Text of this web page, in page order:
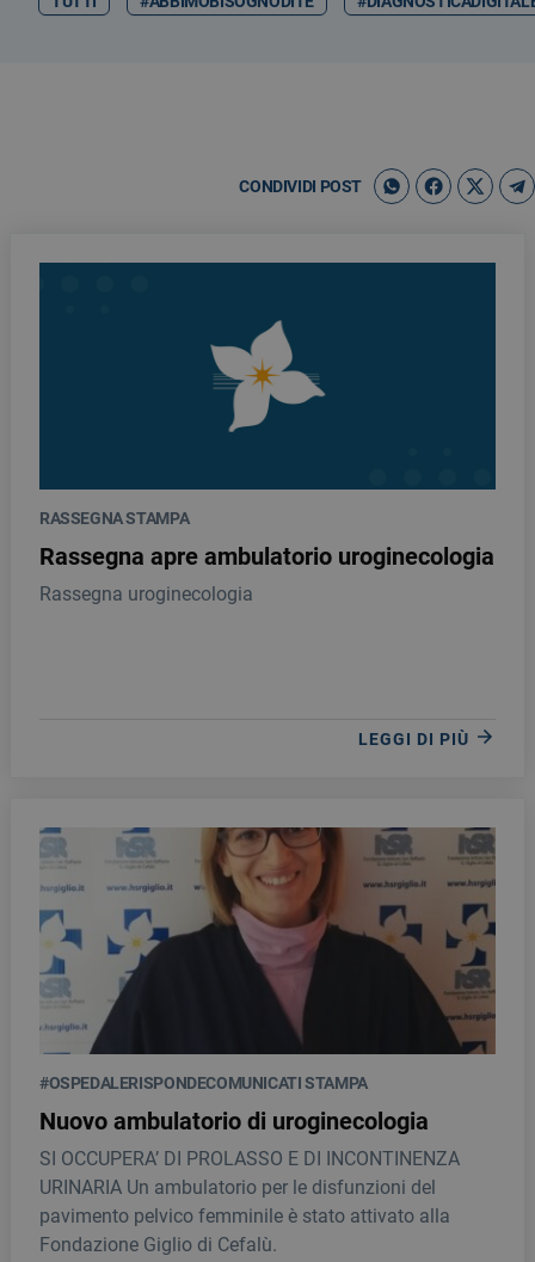
CONDIVIDI POST
RASSEGNA STAMPA
Rassegna apre ambulatorio uroginecologia
Rassegna uroginecologia
LEGGI DI PIÙ
#OSPEDALERISPONDECOMUNICATI STAMPA
Nuovo ambulatorio di uroginecologia
SI OCCUPERA’ DI PROLASSO E DI INCONTINENZA
URINARIA Un ambulatorio per le disfunzioni del
pavimento pelvico femminile è stato attivato alla
Fondazione Giglio di Cefalù.